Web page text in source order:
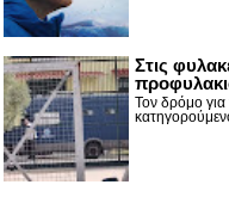
Στις
Τον δρόμο για